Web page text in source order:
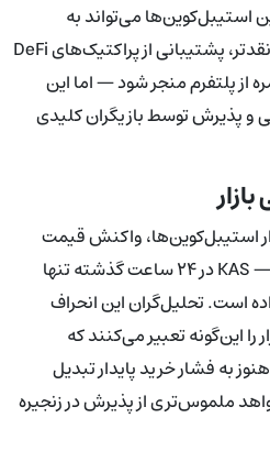
استیبل‌کوین‌ها می‌تواند به
شکل‌گیری بازارهایِ معاملاتیِ نقدتر، پشتیبانی از پراکتیک‌های DeFi
از پلتفرم منجر شود — اما این
و پذیرش توسط بازیگران کلیدی
استیبل‌کوین‌ها، واکنش قیمت
کسپا تاکنون ملایم بوده است — KAS در ۲۴ ساعت گذشته تنها
داده است. تحلیل‌گران این انحراف
را این‌گونه تعبیر می‌کنند که
به فشار خرید پایدار تبدیل
ملموس‌تری از پذیرش در زنجیره